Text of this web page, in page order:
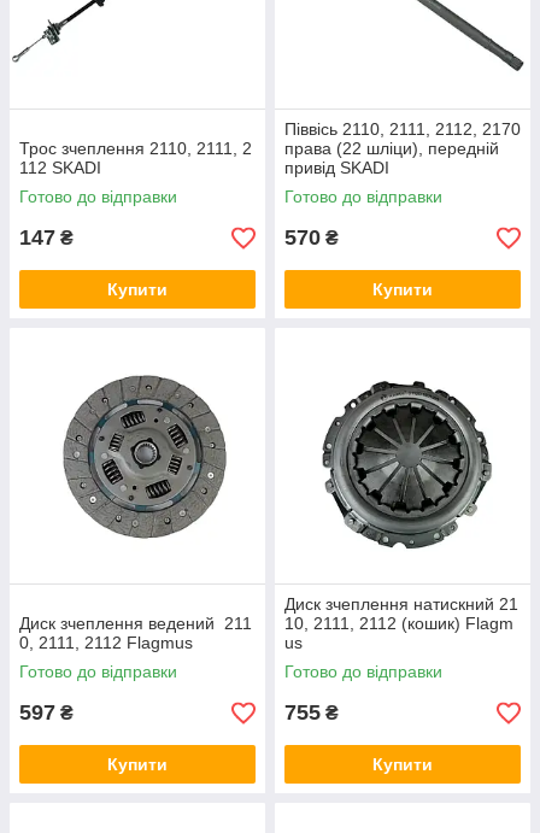
Трос зчеплення 2110, 2111, 2
112 SKADI
Готово до відправки
147 ₴
Купити
Піввісь 2110, 2111, 2112, 2170
права (22 шліци), передній
привід SKADI
Готово до відправки
570 ₴
Купити
Диск зчеплення ведений 211
0, 2111, 2112 Flagmus
Готово до відправки
597 ₴
Купити
Диск зчеплення натискний 21
10, 2111, 2112 (кошик) Flagm
us
Готово до відправки
755 ₴
Купити